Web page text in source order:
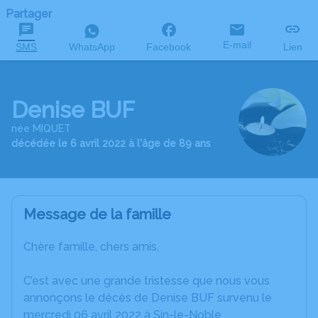
Partager
SMS WhatsApp Facebook E-mail Lien
Denise BUF
née MIQUET
décédée le 6 avril 2022 à l'âge de 89 ans
Message de la famille
Chère famille, chers amis,
C’est avec une grande tristesse que nous vous
annonçons le décès de Denise BUF survenu le
mercredi 06 avril 2022 à Sin-le-Noble.